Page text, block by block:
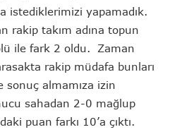
istediklerimizi yapamadık.
rakip takım adına topun
ile fark 2 oldu. Zaman
rakip müdafa bunları
sonuç almamıza izin
sahadan 2-0 mağlup
puan farkı 10’a çıktı.